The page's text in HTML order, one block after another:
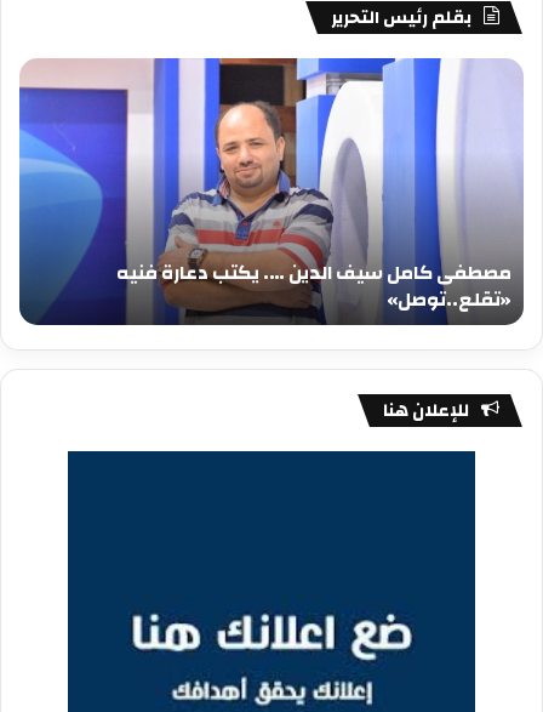
بقلم رئيس التحرير
مصطفى
«تقلع..توصل»
مصطفى كامل سيف الدين …. يكتب دعارة فنيه
«تقلع..توصل»
….
للإعلان هنا